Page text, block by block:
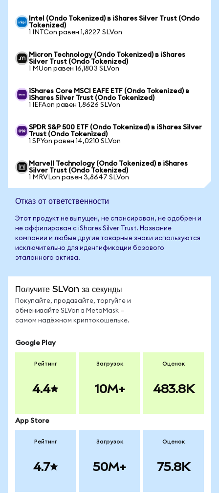
Intel (Ondo Tokenized) в iShares Silver Trust (Ondo
Tokenized)
1 INTCon равен 1,8227 SLVon
Micron Technology (Ondo Tokenized) в iShares
Silver Trust (Ondo Tokenized)
1 MUon равен 16,1803 SLVon
iShares Core MSCI EAFE ETF (Ondo Tokenized) в
iShares Silver Trust (Ondo Tokenized)
1 IEFAon равен 1,8626 SLVon
SPDR S&P 500 ETF (Ondo Tokenized) в iShares Silver
Trust (Ondo Tokenized)
1 SPYon равен 14,0210 SLVon
Marvell Technology (Ondo Tokenized) в iShares
Silver Trust (Ondo Tokenized)
1 MRVLon равен 3,8647 SLVon
Отказ от ответственности
Этот продукт не выпущен, не спонсирован, не одобрен и
не аффилирован с iShares Silver Trust. Название
компании и любые другие товарные знаки используются
исключительно для идентификации базового
эталонного актива.
Получите SLVon за секунды
Покупайте, продавайте, торгуйте и
обменивайте SLVon в MetaMask —
самом надёжном криптокошельке.
Google Play
Рейтинг
4.4
Загрузок
10M+
Оценок
483.8K
App Store
Рейтинг
4.7
Загрузок
50M+
Оценок
75.8K